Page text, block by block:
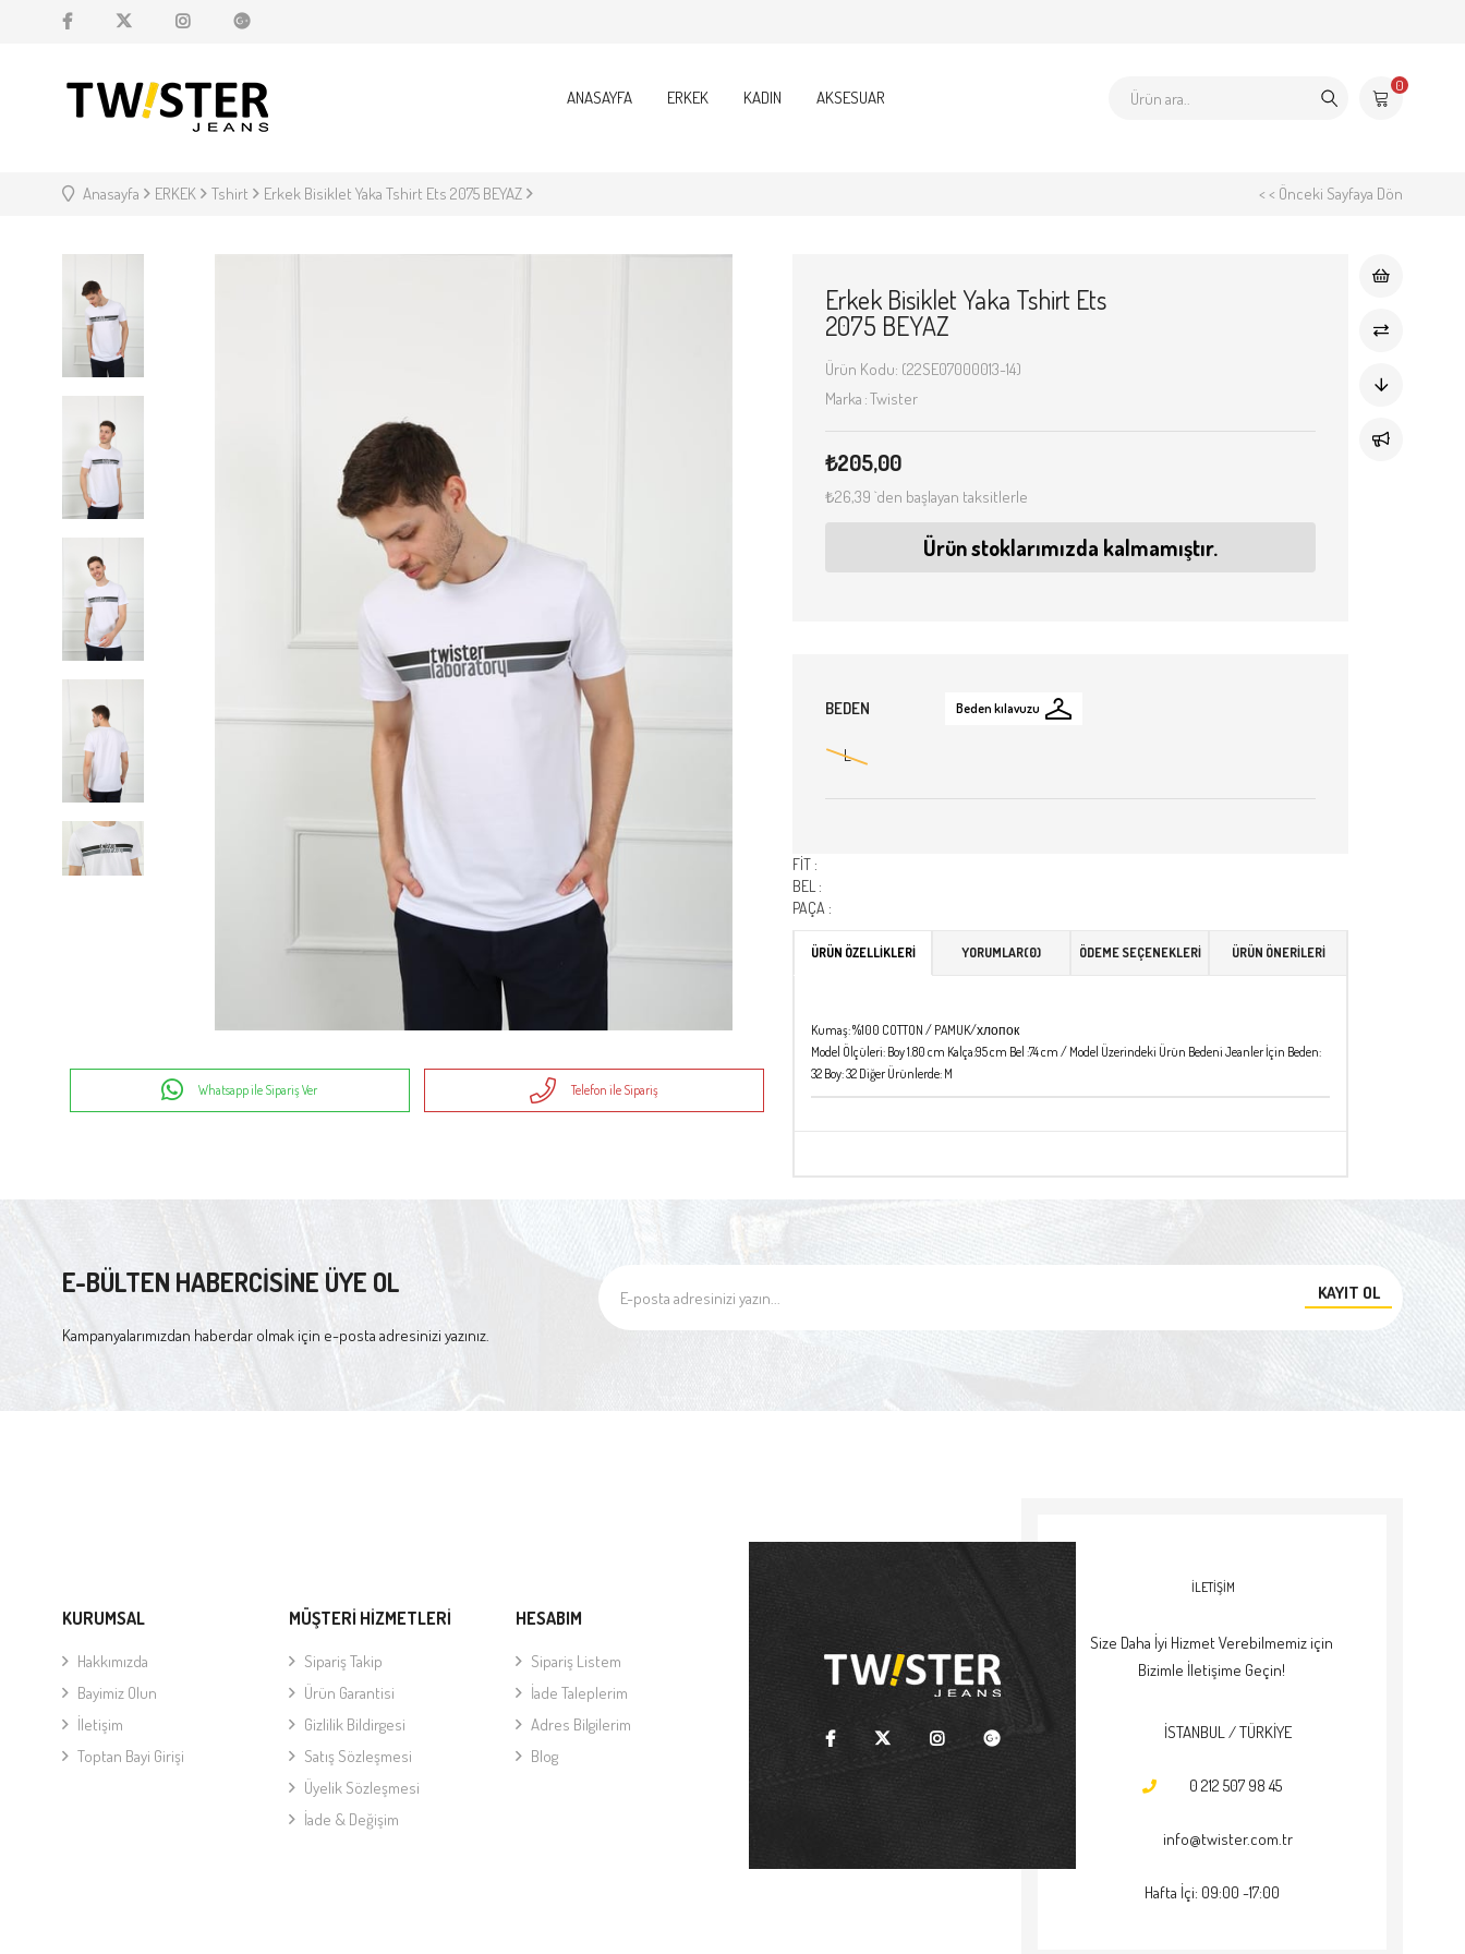
0
ANASAYFA ERKEK KADIN AKSESUAR
Anasayfa ERKEK Tshirt Erkek Bisiklet Yaka Tshirt Ets 2075 BEYAZ < < Önceki Sayfaya Dön
Whatsapp ile Sipariş Ver Telefon ile Sipariş
Erkek Bisiklet Yaka Tshirt Ets
2075 BEYAZ
(22SE07000013-14)
Marka :Twister
₺205,00
₺26,39 `den başlayan taksitlerle
Ürün stoklarımızda kalmamıştır.
Beden kılavuzu
BEDEN
L
FİT :
BEL :
PAÇA :
ÜRÜN ÖZELLIKLERI YORUMLAR(0) ÖDEME SEÇENEKLERI ÜRÜN ÖNERILERI
Kumaş: %100 COTTON / PAMUK/хлопок
Model Ölçüleri: Boy 1.80 cm Kalça:95 cm Bel :74 cm / Model Üzerindeki Ürün Bedeni Jeanler İçin Beden:
32 Boy: 32 Diğer Ürünlerde: M
E-BÜLTEN HABERCİSİNE ÜYE OL
Kampanyalarımızdan haberdar olmak için e-posta adresinizi yazınız.
KAYIT OL
KURUMSAL
Hakkımızda
Bayimiz Olun
İletişim
Toptan Bayi Girişi
MÜŞTERİ HİZMETLERİ
Sipariş Takip
Ürün Garantisi
Gizlilik Bildirgesi
Satış Sözleşmesi
Üyelik Sözleşmesi
İade & Değişim
HESABIM
Sipariş Listem
İade Taleplerim
Adres Bilgilerim
Blog
İLETİŞİM
Size Daha İyi Hizmet Verebilmemiz için
Bizimle İletişime Geçin!
İSTANBUL / TÜRKİYE
0 212 507 98 45
info@twister.com.tr
Hafta İçi: 09:00 -17:00